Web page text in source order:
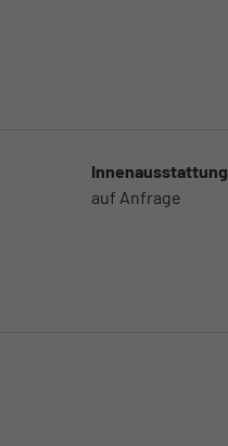
Innenausstattung
auf Anfrage